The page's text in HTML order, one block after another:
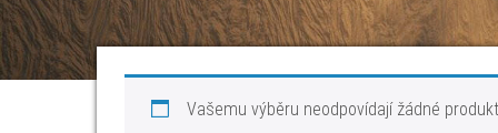
Vašemu výběru neodpovídají žádné